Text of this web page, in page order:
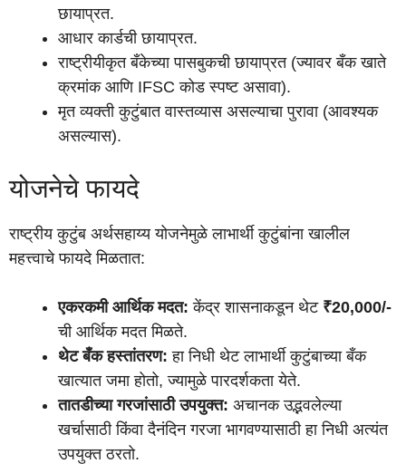
छायाप्रत.
आधार कार्डची छायाप्रत.
राष्ट्रीयीकृत बँकेच्या पासबुकची छायाप्रत (ज्यावर बँक खाते
क्रमांक आणि IFSC कोड स्पष्ट असावा).
मृत व्यक्ती कुटुंबात वास्तव्यास असल्याचा पुरावा (आवश्यक
असल्यास).
योजनेचे फायदे
राष्ट्रीय कुटुंब अर्थसहाय्य योजनेमुळे लाभार्थी कुटुंबांना खालील
महत्त्वाचे फायदे मिळतात:
एकरकमी आर्थिक मदत: केंद्र शासनाकडून थेट ₹20,000/-
ची आर्थिक मदत मिळते.
थेट बँक हस्तांतरण: हा निधी थेट लाभार्थी कुटुंबाच्या बँक
खात्यात जमा होतो, ज्यामुळे पारदर्शकता येते.
तातडीच्या गरजांसाठी उपयुक्त: अचानक उद्भवलेल्या
खर्चासाठी किंवा दैनंदिन गरजा भागवण्यासाठी हा निधी अत्यंत
उपयुक्त ठरतो.